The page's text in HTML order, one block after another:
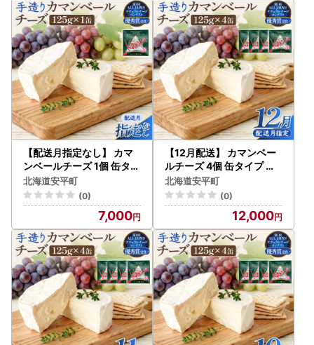
【配送月指定なし】 カマ
ンベールチーズ 1個 缶タイ
プ チーズ工房角谷 KAKUY
A カマンベール 配送月指
定
北海道安平町
(0)
7,000
【12月配送】 カマンベー
ルチーズ 4個 缶タイプ チ
ーズ工房角谷 KAKUYA カ
マンベール 配送月指定
北海道安平町
(0)
12,000